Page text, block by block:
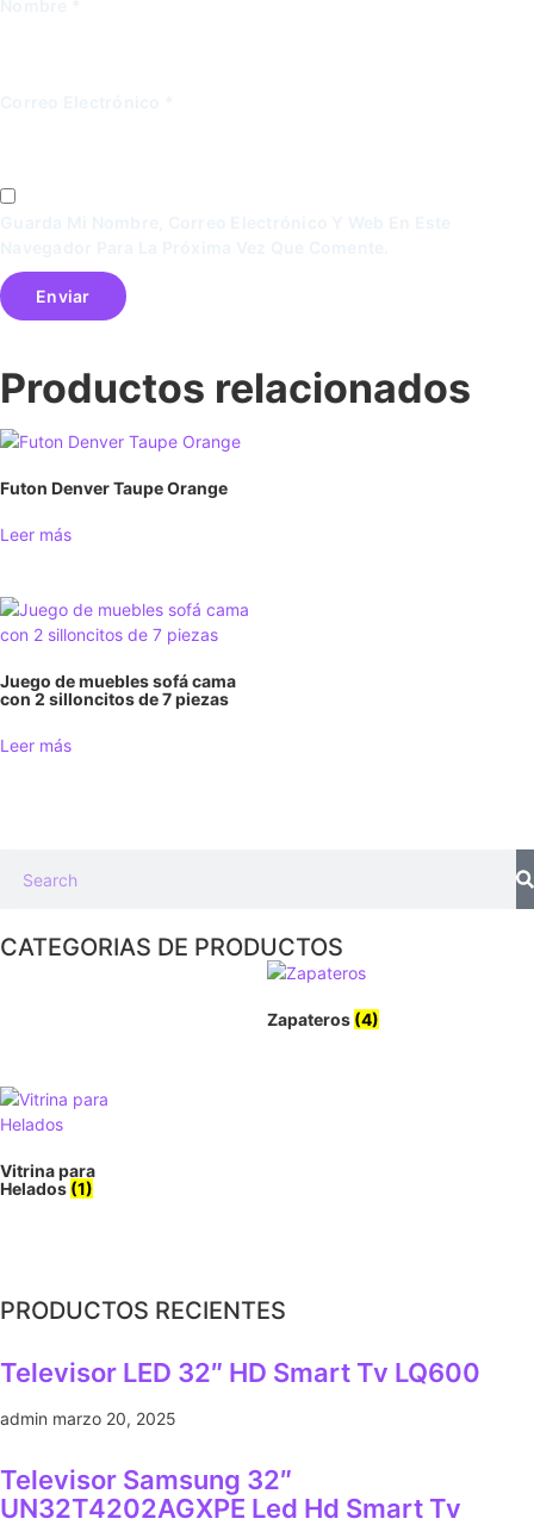
Productos relacionados
Futon Denver Taupe Orange
Leer más
Juego de muebles sofá cama
con 2 silloncitos de 7 piezas
Leer más
CATEGORIAS DE PRODUCTOS
Zapateros (4)
Vitrina para
Helados (1)
PRODUCTOS RECIENTES
Televisor LED 32″ HD Smart Tv LQ600
admin marzo 20, 2025
Televisor Samsung 32″
UN32T4202AGXPE Led Hd Smart Tv